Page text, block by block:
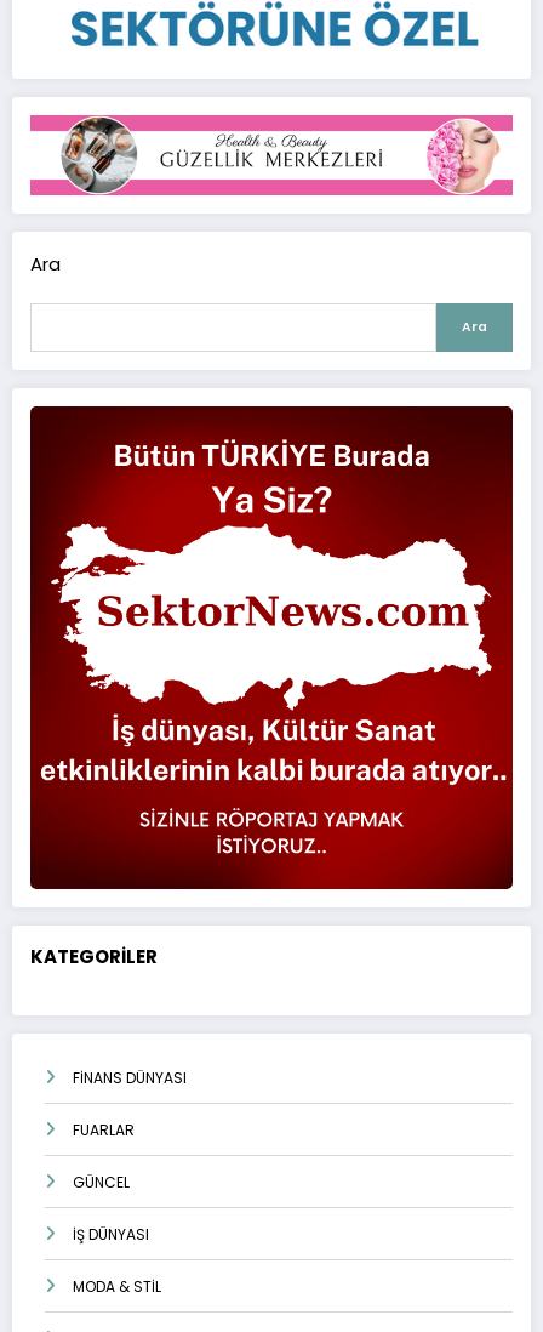
Ara
Ara
KATEGORİLER
FİNANS DÜNYASI
FUARLAR
GÜNCEL
İŞ DÜNYASI
MODA & STİL